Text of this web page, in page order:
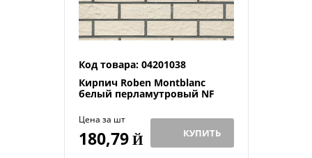
Код товара: 04201038
Кирпич Roben Montblanс
белый перламутровый NF
Цена за шт
180,79Й КУПИТЬ